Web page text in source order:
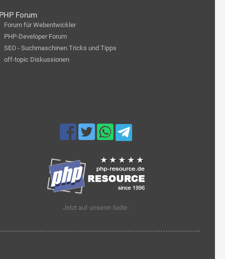
Forum
Forum für Webentwickler
PHP-Developer Forum
SEO - Suchmaschinen Tricks und Tipps
off-topic Diskussionen
Jetzt auf unserer Seite: